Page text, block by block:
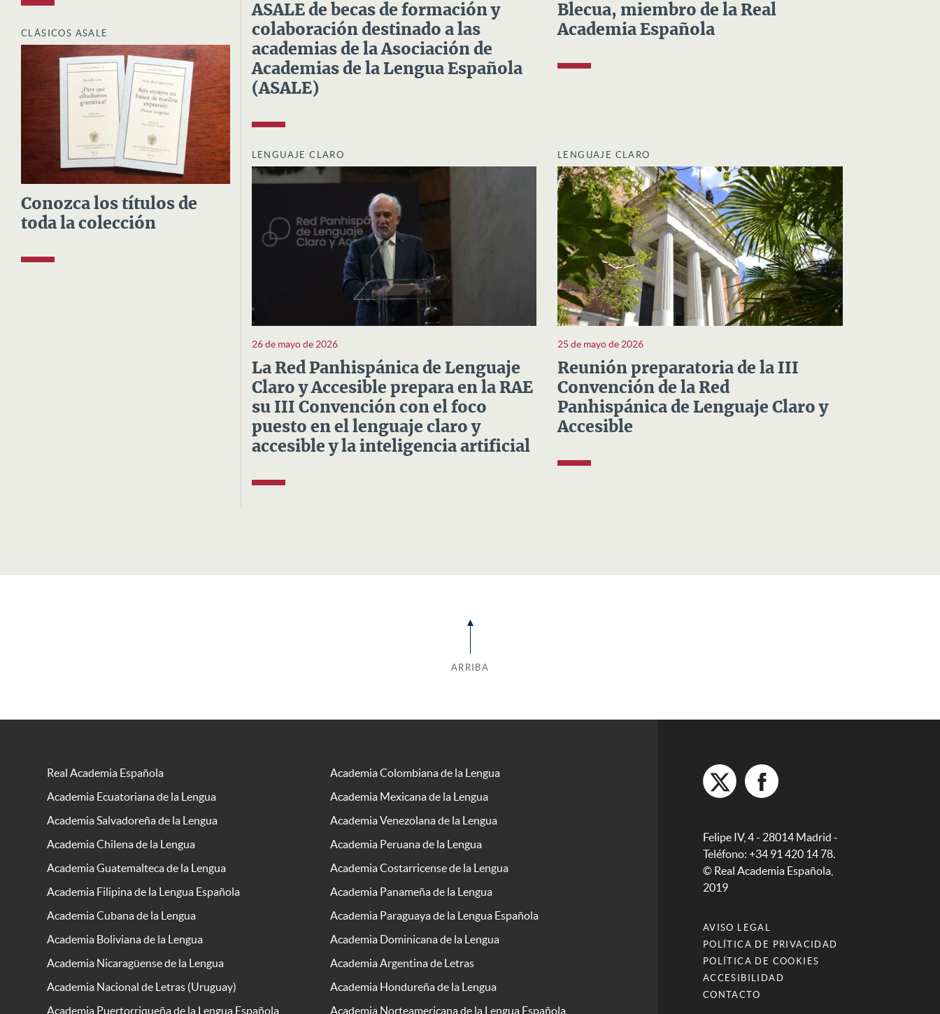
CLÁSICOS ASALE
Conozca los títulos de
toda la colección
ASALE de becas de formación y
colaboración destinado a las
academias de la Asociación de
Academias de la Lengua Española
(ASALE)
Blecua, miembro de la Real
Academia Española
LENGUAJE CLARO
26 de mayo de 2026
La Red Panhispánica de Lenguaje
Claro y Accesible prepara en la RAE
su III Convención con el foco
puesto en el lenguaje claro y
accesible y la inteligencia artificial
LENGUAJE CLARO
25 de mayo de 2026
Reunión preparatoria de la III
Convención de la Red
Panhispánica de Lenguaje Claro y
Accesible
ARRIBA
Real Academia Española
Academia Colombiana de la Lengua
Academia Ecuatoriana de la Lengua
Academia Mexicana de la Lengua
Academia Salvadoreña de la Lengua
Academia Venezolana de la Lengua
Academia Chilena de la Lengua
Academia Peruana de la Lengua
Academia Guatemalteca de la Lengua
Academia Costarricense de la Lengua
Academia Filipina de la Lengua Española
Academia Panameña de la Lengua
Academia Cubana de la Lengua
Academia Paraguaya de la Lengua Española
Academia Boliviana de la Lengua
Academia Dominicana de la Lengua
Academia Nicaragüense de la Lengua
Academia Argentina de Letras
Academia Nacional de Letras (Uruguay)
Academia Hondureña de la Lengua
Academia Puertorriqueña de la Lengua Española
Academia Norteamericana de la Lengua Española
Felipe IV, 4 - 28014 Madrid -
Teléfono: +34 91 420 14 78.
© Real Academia Española,
2019
AVISO LEGAL
POLÍTICA DE PRIVACIDAD
POLÍTICA DE COOKIES
ACCESIBILIDAD
CONTACTO